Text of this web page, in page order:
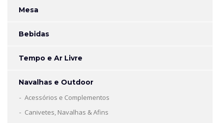
Mesa
Bebidas
Tempo e Ar Livre
Navalhas e Outdoor
Acessórios e Complementos
Canivetes, Navalhas & Afins